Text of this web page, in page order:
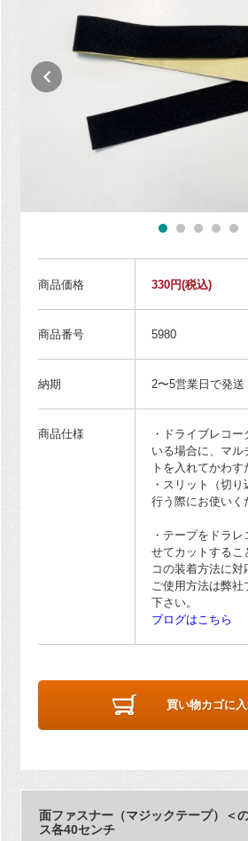
商品価格 330円(税込)
商品番号 5980
納期 2〜5営業日で発
商品仕様
・ドライブレコ
いる場合に、マル
トを入れてかわす
・スリット（切
行う際にお使いく
・テープをドラ
せてカットするこ
コの装着方法に対
ご使用方法は弊
下さい。
ブログはこちら
買い物カゴに
面ファスナー（マジックテープ）＜
ス各40センチ